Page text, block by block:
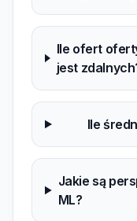
Ile ofert
jest
Ile
Jakie są
ML?